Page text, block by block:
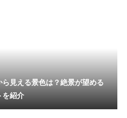
見える景色は？絶景が望める
を紹介